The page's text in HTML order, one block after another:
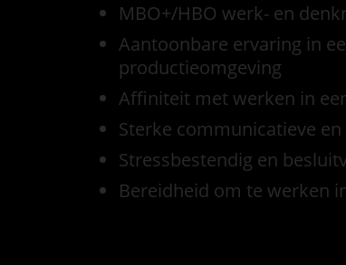
MBO+/HBO werk- en
Aantoonbare ervaring in
productieomgeving
Affiniteit met werken in
Sterke communicatieve
Stressbestendig en
Bereidheid om te werken